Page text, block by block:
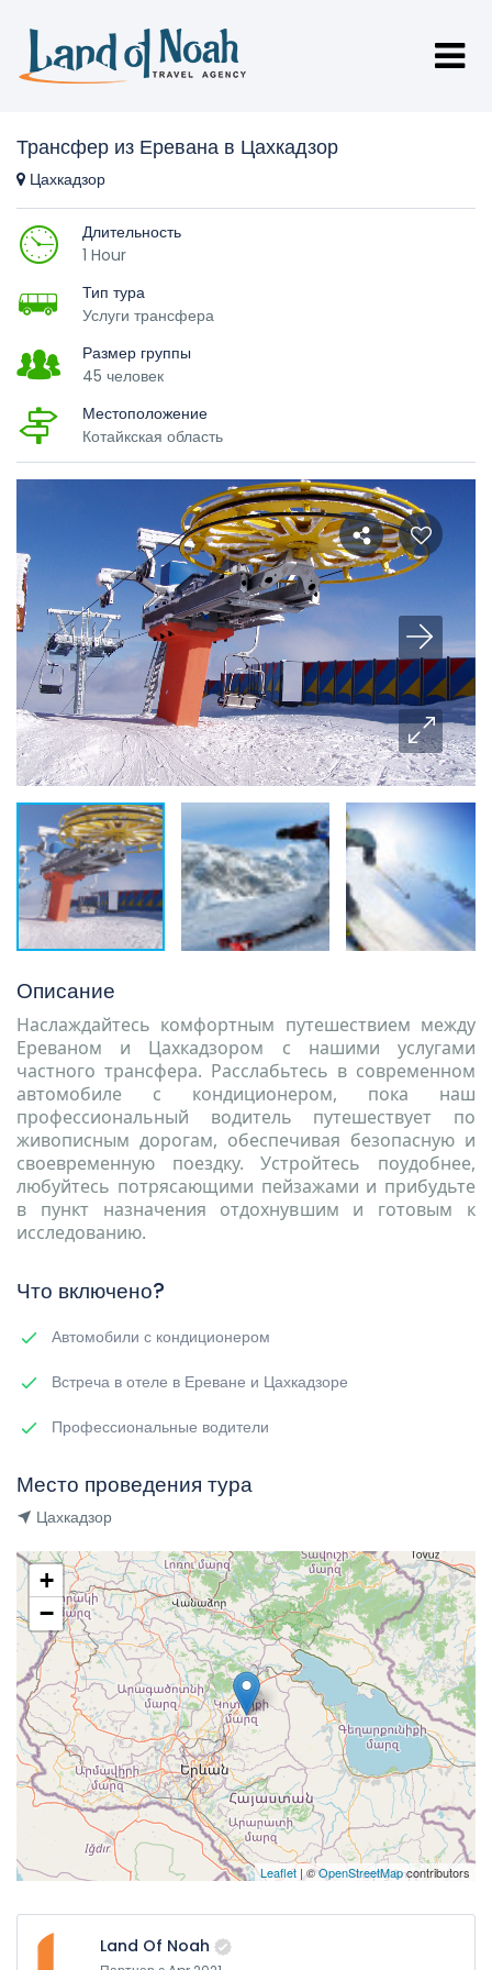
Трансфер из Еревана в Цахкадзор
Цахкадзор
Длительность
1 Hour
Тип тура
Услуги трансфера
Размер группы
45 человек
Местоположение
Котайкская область
Описание
Наслаждайтесь комфортным путешествием между
Ереваном и Цахкадзором с нашими услугами
частного трансфера. Расслабьтесь в современном
автомобиле с кондиционером, пока наш
профессиональный водитель путешествует по
живописным дорогам, обеспечивая безопасную и
своевременную поездку. Устройтесь поудобнее,
любуйтесь потрясающими пейзажами и прибудьте
в пункт назначения отдохнувшим и готовым к
исследованию.
Что включено?
Автомобили с кондиционером
Встреча в отеле в Ереване и Цахкадзоре
Профессиональные водители
Место проведения тура
Цахкадзор
+
−
Leaflet | ©OpenStreetMapcontributors
Land Of Noah